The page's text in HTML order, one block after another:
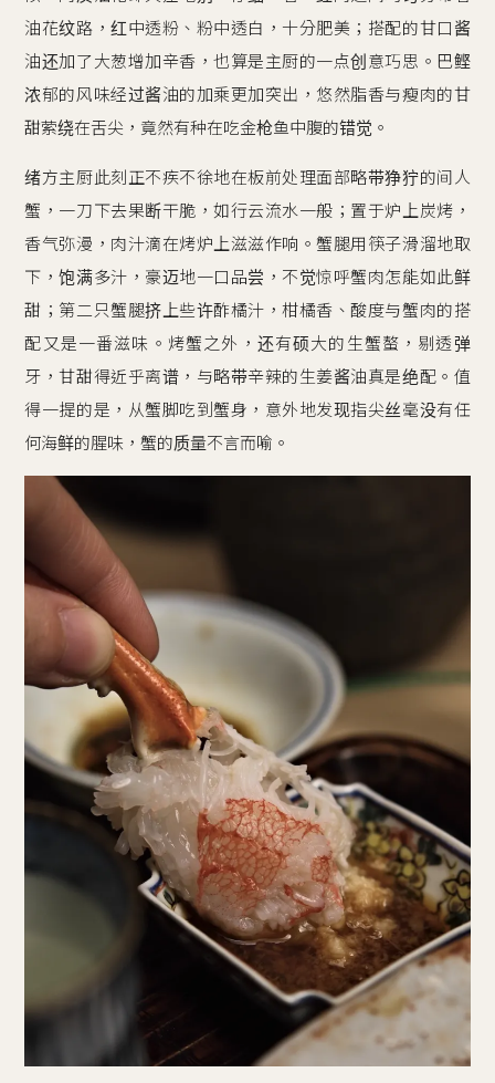
油花纹路，红中透粉、粉中透白，十分肥美；搭配的甘口酱
油还加了大葱增加辛香，也算是主厨的一点创意巧思。巴鲣
浓郁的风味经过酱油的加乘更加突出，悠然脂香与瘦肉的甘
甜萦绕在舌尖，竟然有种在吃金枪鱼中腹的错觉。
绪方主厨此刻正不疾不徐地在板前处理面部略带狰狞的间人
蟹，一刀下去果断干脆，如行云流水一般；置于炉上炭烤，
香气弥漫，肉汁滴在烤炉上滋滋作响。蟹腿用筷子滑溜地取
下，饱满多汁，豪迈地一口品尝，不觉惊呼蟹肉怎能如此鲜
甜；第二只蟹腿挤上些许酢橘汁，柑橘香、酸度与蟹肉的搭
配又是一番滋味。烤蟹之外，还有硕大的生蟹螯，剔透弹
牙，甘甜得近乎离谱，与略带辛辣的生姜酱油真是绝配。值
得一提的是，从蟹脚吃到蟹身，意外地发现指尖丝毫没有任
何海鲜的腥味，蟹的质量不言而喻。